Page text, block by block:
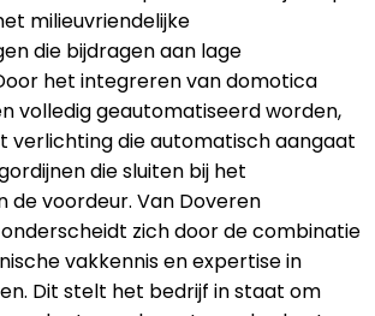
milieuvriendelijke
die bijdragen aan lage
het integreren van domotica
volledig geautomatiseerd worden,
verlichting die automatisch aangaat
die sluiten bij het
de voordeur. Van Doveren
zich door de combinatie
vakkennis en expertise in
Dit stelt het bedrijf in staat om